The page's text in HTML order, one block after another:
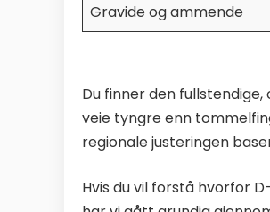
Gravide og ammende
Du finner den
veie tyngre enn
regionale justeringen
Hvis du vil forstå hvorfor